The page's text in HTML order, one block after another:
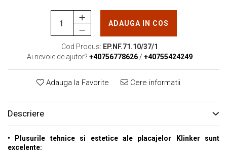
ADAUGA IN COS
Cod Produs: EP.NF.71.10/37/1
Ai nevoie de ajutor? +40756778626 / +40755424249
Adauga la Favorite Cere informatii
Descriere
• Plusurile tehnice si estetice ale placajelor Klinker sunt
excelente: